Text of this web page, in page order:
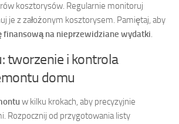
kosztorysów. Regularnie monitoruj
je z założonym kosztorysem. Pamiętaj, aby
finansową na nieprzewidziane wydatki.
tworzenie i kontrola
domu
w kilku krokach, aby precyzyjnie
Rozpocznij od przygotowania listy